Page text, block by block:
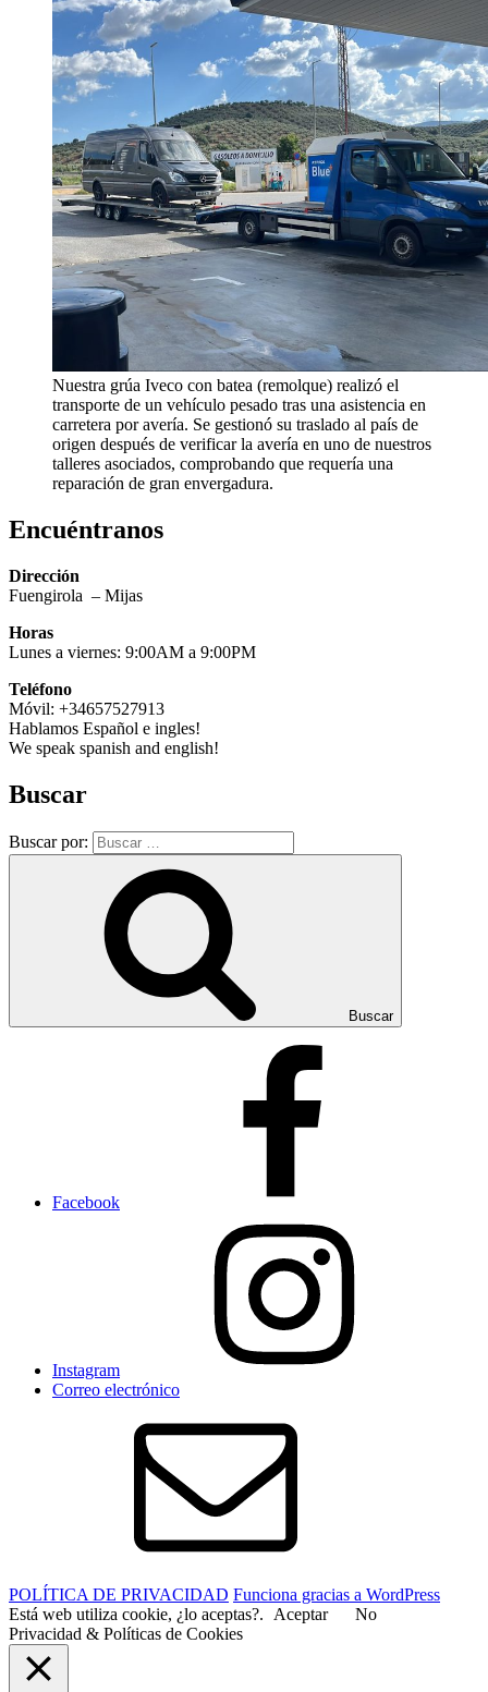
Nuestra grúa Iveco con batea (remolque) realizó el
transporte de un vehículo pesado tras una asistencia en
carretera por avería. Se gestionó su traslado al país de
origen después de verificar la avería en uno de nuestros
talleres asociados, comprobando que requería una
reparación de gran envergadura.
Encuéntranos
Dirección
Fuengirola – Mijas
Horas
Lunes a viernes: 9:00AM a 9:00PM
Teléfono
Móvil: +34657527913
Hablamos Español e ingles!
We speak spanish and english!
Buscar
Buscar por:
Buscar
Facebook
Instagram
Correo electrónico
POLÍTICA DE PRIVACIDAD Funciona gracias a WordPress
Está web utiliza cookie, ¿lo aceptas?.
Aceptar
No
Privacidad & Políticas de Cookies